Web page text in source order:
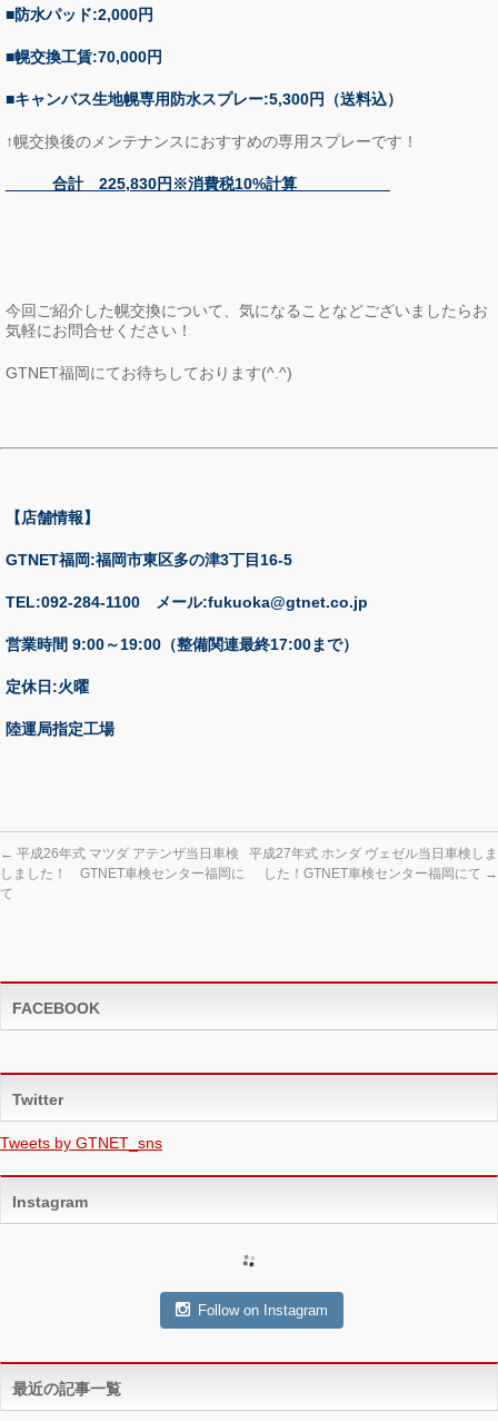
■防水パッド:2,000円
■幌交換工賃:70,000円
■キャンバス生地幌専用防水スプレー:5,300円（送料込）
↑幌交換後のメンテナンスにおすすめの専用スプレーです！
合計 225,830円※消費税10%計算
今回ご紹介した幌交換について、気になることなどございましたらお
気軽にお問合せください！
GTNET福岡にてお待ちしております(^.^)
【店舗情報】
GTNET福岡:福岡市東区多の津3丁目16-5
TEL:092-284-1100 メール:fukuoka@gtnet.co.jp
営業時間 9:00～19:00（整備関連最終17:00まで）
定休日:火曜
陸運局指定工場
← 平成26年式 マツダ アテンザ当日車検
しました！ GTNET車検センター福岡に
て
平成27年式 ホンダ ヴェゼル当日車検しま
した！GTNET車検センター福岡にて →
FACEBOOK
Twitter
Tweets by GTNET_sns
Instagram
Follow on Instagram
最近の記事一覧